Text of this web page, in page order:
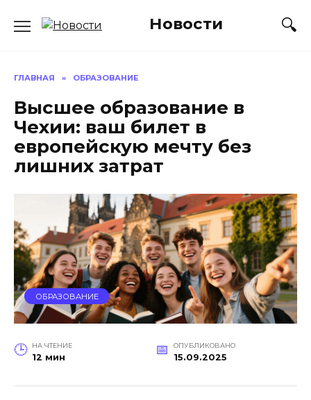
Новости
ГЛАВНАЯ » ОБРАЗОВАНИЕ
Высшее образование в
Чехии: ваш билет в
европейскую мечту без
лишних затрат
ОБРАЗОВАНИЕ
НА ЧТЕНИЕ
12 мин
ОПУБЛИКОВАНО
15.09.2025